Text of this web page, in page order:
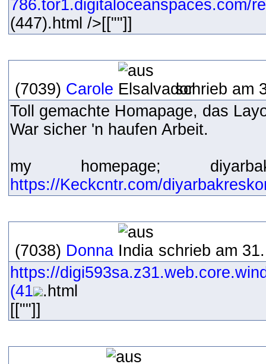
786.tor1.digitaloceanspaces.com/
(447).html />[[""]]
(7039) Carole
schrieb am
Toll gemachte Homapage, das
War sicher 'n haufen Arbeit.
my homepage;
https://Keckcntr.com/
(7038) Donna
schrieb am
https://
(41
.html
[[""]]